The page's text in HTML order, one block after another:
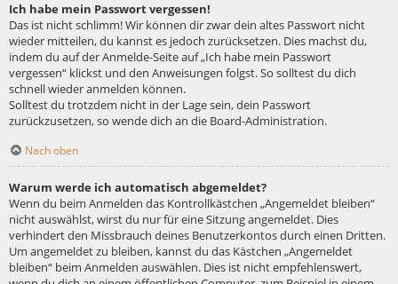
Ich habe mein Passwort vergessen!
Das ist nicht schlimm! Wir können dir zwar dein altes Passwort nicht
wieder mitteilen, du kannst es jedoch zurücksetzen. Dies machst du,
indem du auf der Anmelde-Seite auf „Ich habe mein Passwort
vergessen“ klickst und den Anweisungen folgst. So solltest du dich
schnell wieder anmelden können.
Solltest du trotzdem nicht in der Lage sein, dein Passwort
zurückzusetzen, so wende dich an die Board-Administration.
Nach oben
Warum werde ich automatisch abgemeldet?
Wenn du beim Anmelden das Kontrollkästchen „Angemeldet bleiben“
nicht auswählst, wirst du nur für eine Sitzung angemeldet. Dies
verhindert den Missbrauch deines Benutzerkontos durch einen Dritten.
Um angemeldet zu bleiben, kannst du das Kästchen „Angemeldet
bleiben“ beim Anmelden auswählen. Dies ist nicht empfehlenswert,